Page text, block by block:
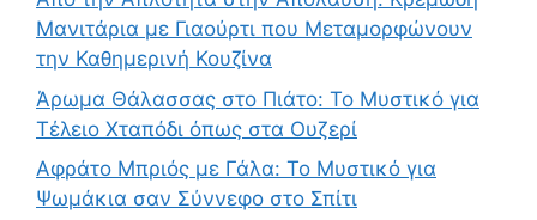
Μανιτάρια με Γιαούρτι που Μεταμορφώνουν
την Καθημερινή Κουζίνα
Άρωμα Θάλασσας στο Πιάτο: Το Μυστικό για
Τέλειο Χταπόδι όπως στα Ουζερί
Αφράτο Μπριός με Γάλα: Το Μυστικό για
Ψωμάκια σαν Σύννεφο στο Σπίτι